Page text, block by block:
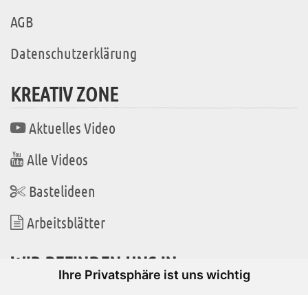
Ihre Privatsphäre ist uns wichtig
AGB
Datenschutzerklärung
KREATIV ZONE
Aktuelles Video
Alle Videos
Bastelideen
Arbeitsblätter
WIR BEFINDEN UNS IN